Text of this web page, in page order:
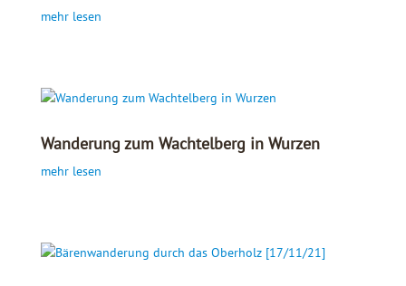
mehr lesen
Wanderung zum Wachtelberg in Wurzen
mehr lesen